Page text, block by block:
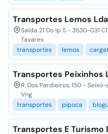
Transportes Lemos Lda
Saída 21 Do Ip 5 - 3530-031
Tavares
transportes
lemos
Transportes Peixinhos
R. Dos Pardieiros, 150 -
Vng
transportes
pipoca
Transportes E Turismo